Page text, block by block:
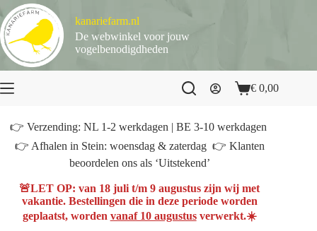
naar
de
inhoud
kanariefarm.nl
De webwinkel voor jouw
vogelbenodigdheden
Winkelwagen
€ 0,00
👉 Verzending: NL 1-2 werkdagen | BE 3-10 werkdagen
👉 Afhalen in Stein: woensdag & zaterdag 👉 Klanten
beoordelen ons als ‘Uitstekend’
🚨LET OP: van 18 juli t/m 9 augustus zijn wij met
vakantie. Bestellingen die in deze periode worden
geplaatst, worden vanaf 10 augustusverwerkt.☀️